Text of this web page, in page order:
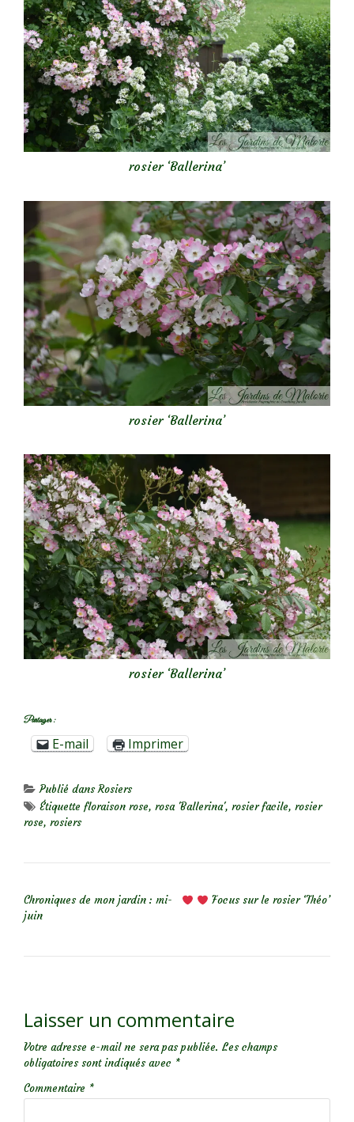
rosier ‘Ballerina’
rosier ‘Ballerina’
rosier ‘Ballerina’
Partager :
E-mail Imprimer
Publié dansRosiers
Étiquette floraison rose, rosa 'Ballerina', rosier facile, rosier
rose, rosiers
Chroniques de mon jardin : mi-
juin
Focus sur le rosier ‘Théo’
Laisser un commentaire
Votre adresse e-mail ne sera pas publiée. Les champs
obligatoires sont indiqués avec *
Commentaire *